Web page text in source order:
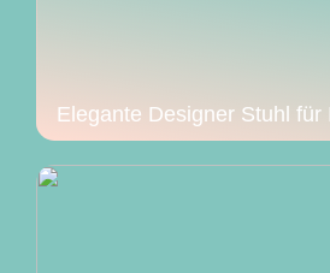
Elegante Designer Stuhl für